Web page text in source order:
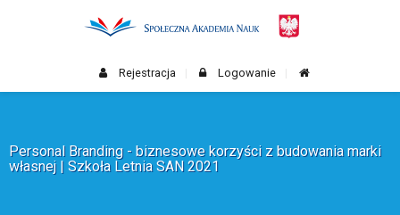
Rejestracja Logowanie
Personal Branding - biznesowe korzyści z budowania marki
własnej | Szkoła Letnia SAN 2021